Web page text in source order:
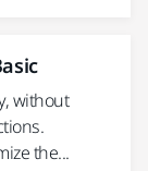
without
the...